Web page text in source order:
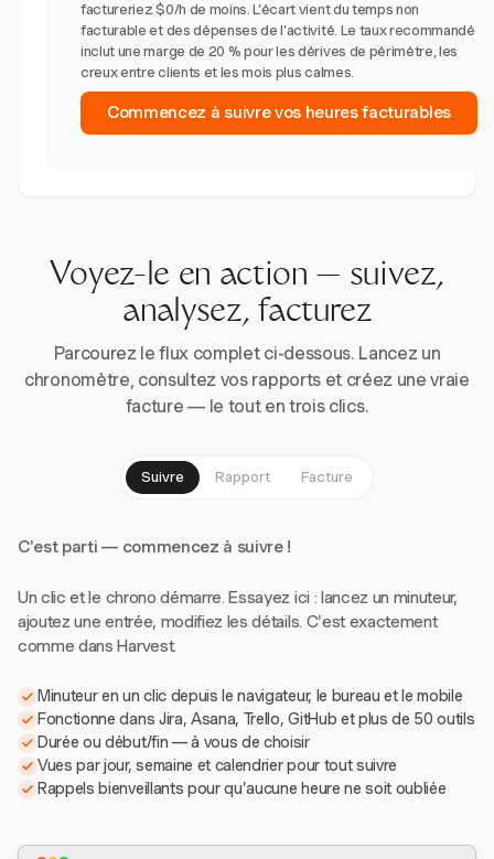
factureriez $0/h de moins. L’écart vient du temps non
facturable et des dépenses de l’activité. Le taux recommandé
inclut une marge de 20 % pour les dérives de périmètre, les
creux entre clients et les mois plus calmes.
Commencez à suivre vos heures facturables
Voyez-le en action — suivez,
analysez, facturez
Parcourez le flux complet ci-dessous. Lancez un
chronomètre, consultez vos rapports et créez une vraie
facture — le tout en trois clics.
Suivre Rapport Facture
C'est parti — commencez à suivre !
Un clic et le chrono démarre. Essayez ici : lancez un minuteur,
ajoutez une entrée, modifiez les détails. C'est exactement
comme dans Harvest.
Minuteur en un clic depuis le navigateur, le bureau et le mobile
Fonctionne dans Jira, Asana, Trello, GitHub et plus de 50 outils
Durée ou début/fin — à vous de choisir
Vues par jour, semaine et calendrier pour tout suivre
Rappels bienveillants pour qu'aucune heure ne soit oubliée